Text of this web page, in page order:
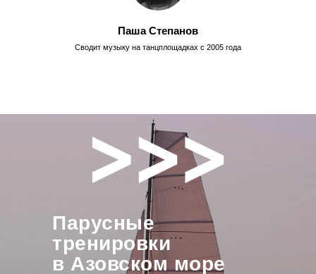
Паша Степанов
Сводит музыку на танцплощадках с 2005 года
Парусные
тренировки
в Азовском море